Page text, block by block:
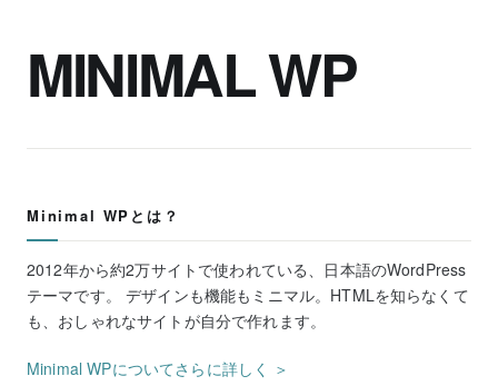
MINIMAL WP
Minimal WPとは？
2012年から約2万サイトで使われている、日本語のWordPress
テーマです。 デザインも機能もミニマル。HTMLを知らなくて
も、おしゃれなサイトが自分で作れます。
Minimal WPについてさらに詳しく ＞